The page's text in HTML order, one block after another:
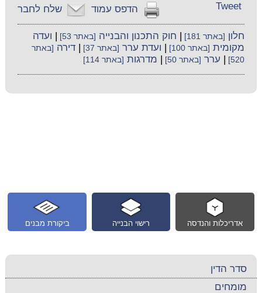
שלח לחבר הדפס עמוד Tweet
חלון [באתר 181] חוק התכנון והבנייה [באתר 53]
ועדה
מקומית [באתר 100] ועדת ערר [באתר 37] |דירה [באתר
520]
ערר [באתר 50] מדרגות [באתר 114]
ביקורת מבנים רישוי הבנייה אדריכלות והנדסה
סדר הדין
מומחים